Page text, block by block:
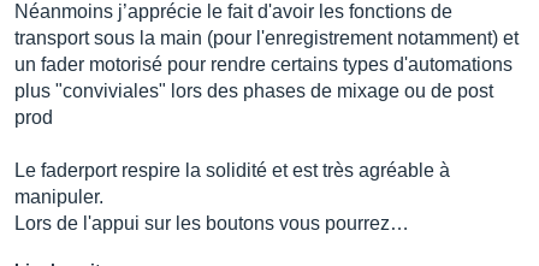
Néanmoins j’apprécie le fait d'avoir les fonctions de
transport sous la main (pour l'enregistrement notamment) et
un fader motorisé pour rendre certains types d'automations
plus "conviviales" lors des phases de mixage ou de post
prod
Le faderport respire la solidité et est très agréable à
manipuler.
Lors de l'appui sur les boutons vous pourrez…